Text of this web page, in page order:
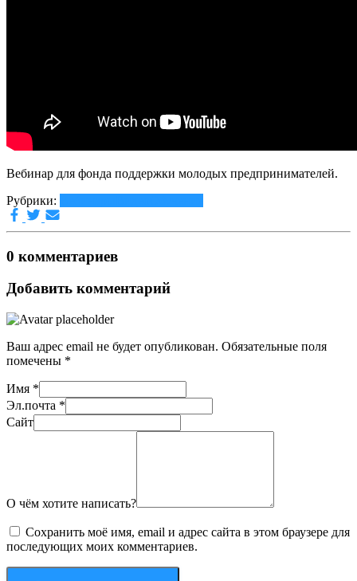
Вебинар для фонда поддержки молодых предпринимателей.
Рубрики:
0 комментариев
Добавить комментарий
Ваш адрес email не будет опубликован. Обязательные поля
помечены *
Имя *
Эл.почта *
Сайт
О чём хотите написать?
Сохранить моё имя, email и адрес сайта в этом браузере для
последующих моих комментариев.